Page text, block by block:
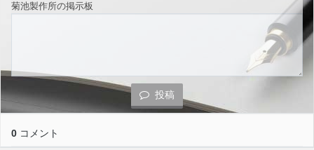
菊池製作所の掲示板
投稿
0 コメント